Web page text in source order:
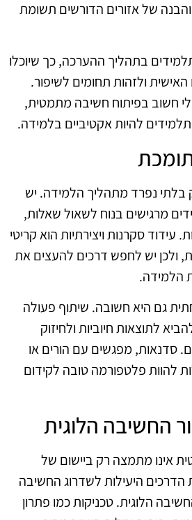
של אזורים הדורשים תשומת
בתהליך ההערכה, כך שיוכלו
ולזהות תחומים לשיפור.
חשוב בפיתוח חשיבה מתמטית,
להיות אקטיביים בלמידה.
נפרד מתהליך הלמידה. יש
מרגישים בנוח לשאול שאלות,
עידוד סקרנות ויצירתיות הוא קריטי
ולכן יש לחפש דרכים להעצים את
הלמידה.
גם היא חשובה. שיתוף פעולה
לתוצאות חיוביות ולחיזוק
סדנאות, מפגשים עם הורים או
להוות פלטפורמה טובה לקידום
החשיבה הלוגית
אינו מתמצה רק ביישום של
הדרכים היעילות לשדרוג החשיבה
הלוגית. טכניקות כמו פתרון